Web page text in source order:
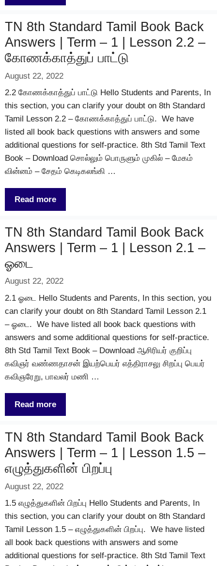
TN 8th Standard Tamil Book Back
Answers | Term – 1 | Lesson 2.2 –
கோணக்காத்துப் பாட்டு
August 22, 2022
2.2 கோணக்காத்துப் பாட்டு Hello Students and Parents, In
this section, you can clarify your doubt on 8th Standard
Tamil Lesson 2.2 – கோணக்காத்துப் பாட்டு. We have
listed all book back questions with answers and some
additional questions for self-practice. 8th Std Tamil Text
Book – Download சொல்லும் பொருளும் முகில் – மேகம்
வின்னம் – சேதம் கெடிகலங்கி …
Read more
TN 8th Standard Tamil Book Back
Answers | Term – 1 | Lesson 2.1 –
ஓடை
August 22, 2022
2.1 ஓடை Hello Students and Parents, In this section, you
can clarify your doubt on 8th Standard Tamil Lesson 2.1
– ஓடை. We have listed all book back questions with
answers and some additional questions for self-practice.
8th Std Tamil Text Book – Download ஆசிரியர் குறிப்பு
கவிஞர் வண்ணதாசன் இயற்பெயர் எத்திராசலு சிறப்பு பெயர்
கவிஞரேறு, பாவலர் மணி …
Read more
TN 8th Standard Tamil Book Back
Answers | Term – 1 | Lesson 1.5 –
எழுத்துகளின் பிறப்பு
August 22, 2022
1.5 எழுத்துகளின் பிறப்பு Hello Students and Parents, In
this section, you can clarify your doubt on 8th Standard
Tamil Lesson 1.5 – எழுத்துகளின் பிறப்பு. We have listed
all book back questions with answers and some
additional questions for self-practice. 8th Std Tamil Text